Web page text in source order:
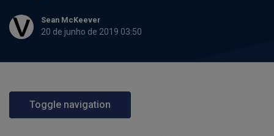
Sean McKeever
20 de junho de 2019 03:50
Toggle navigation